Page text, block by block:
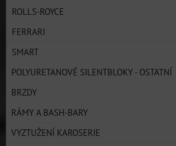
ROLLS-ROYCE
FERRARI
SMART
POLYURETANOVÉ SILENTBLOKY - OSTATNÍ
BRZDY
RÁMY A BASH-BARY
VYZTUŽENÍ KAROSERIE